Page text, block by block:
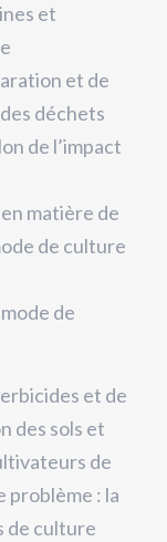
et
et de
déchets
de l’impact
matière de
de culture
de
et de
des sols et
de
problème : la
de culture